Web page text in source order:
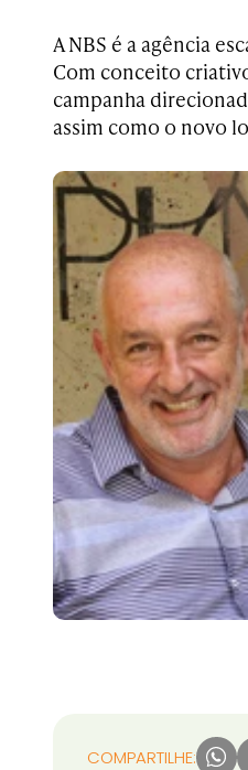
A NBS é a agência
Com conceito
campanha
assim como o novo
COMPARTILHE: